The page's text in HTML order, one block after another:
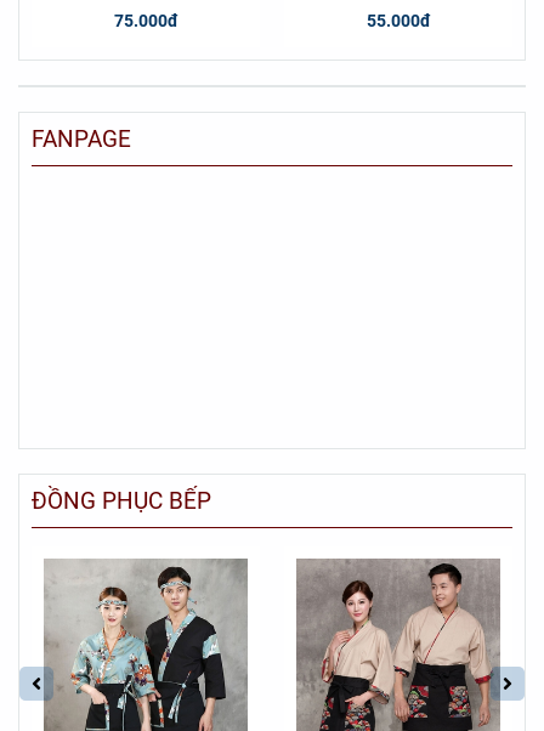
75.000đ
55.000đ
FANPAGE
ĐỒNG PHỤC BẾP